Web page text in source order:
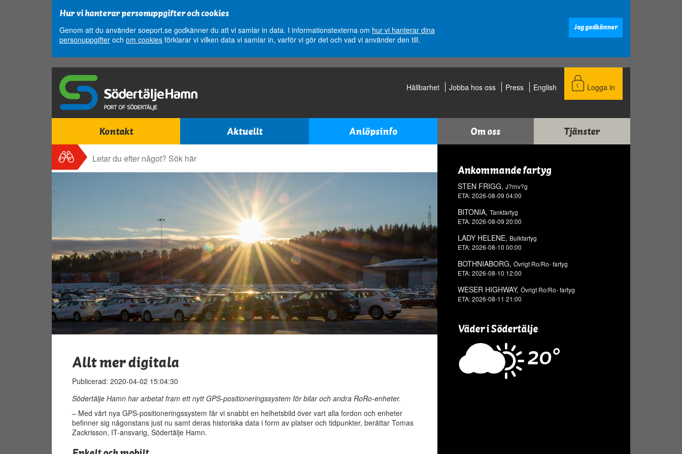
Hur vi hanterar personuppgifter och cookies
Genom att du använder soeport.se godkänner du att vi samlar in data. I informationstexterna om hur vi hanterar dina
personuppgifter och om cookies förklarar vi vilken data vi samlar in, varför vi gör det och vad vi använder den till.
Jag godkänner
Hållbarhet Jobba hos oss Press English Logga in
Kontakt Aktuellt Anlöpsinfo Om oss
Tjänster
Sök
Sök
Allt mer digitala
Publicerad: 2020-04-02 15:04:30
Södertälje Hamn har arbetat fram ett nytt GPS-positioneringssystem för bilar och andra RoRo-enheter.
– Med vårt nya GPS-positioneringssystem får vi snabbt en helhetsbild över vart alla fordon och enheter
befinner sig någonstans just nu samt deras historiska data i form av platser och tidpunkter, berättar Tomas
Zackrisson, IT-ansvarig, Södertälje Hamn.
Ankommande fartyg
STEN FRIGG, J?rnv?g
ETA: 2026-08-09 04:00
BITONIA, Tankfartyg
ETA: 2026-08-09 20:00
LADY HELENE, Bulkfartyg
ETA: 2026-08-10 00:00
BOTHNIABORG, Övrigt Ro/Ro- fartyg
ETA: 2026-08-10 12:00
WESER HIGHWAY, Övrigt Ro/Ro- fartyg
ETA: 2026-08-11 21:00
Väder i Södertälje
20°